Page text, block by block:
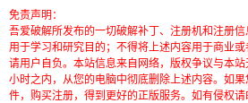
免责声明：
吾爱破解所发布的一切破解补丁、注册机和注册
用于学习和研究目的；不得将上述内容用于商业
请用户自负。本站信息来自网络，版权争议与本
小时之内，从您的电脑中彻底删除上述内容。如
件，购买注册，得到更好的正版服务。如有侵权请